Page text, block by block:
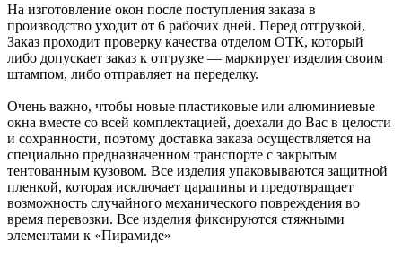
На изготовление окон после поступления заказа в
производство уходит от 6 рабочих дней. Перед отгрузкой,
Заказ проходит проверку качества отделом ОТК, который
либо допускает заказ к отгрузке — маркирует изделия своим
штампом, либо отправляет на переделку.
Очень важно, чтобы новые пластиковые или алюминиевые
окна вместе со всей комплектацией, доехали до Вас в целости
и сохранности, поэтому доставка заказа осуществляется на
специально предназначенном транспорте с закрытым
тентованным кузовом. Все изделия упаковываются защитной
пленкой, которая исключает царапины и предотвращает
возможность случайного механического повреждения во
время перевозки. Все изделия фиксируются стяжными
элементами к «Пирамиде»